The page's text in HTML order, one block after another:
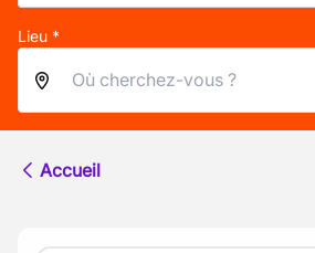
Lieu *
Accueil